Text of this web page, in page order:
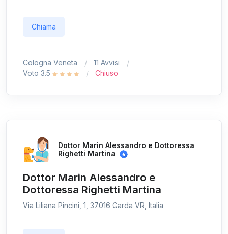
Chiama
Cologna Veneta
11 Avvisi
Voto 3.5
Chiuso
Dottor Marin Alessandro e Dottoressa
Righetti Martina
Dottor Marin Alessandro e
Dottoressa Righetti Martina
Via Liliana Pincini, 1, 37016 Garda VR, Italia